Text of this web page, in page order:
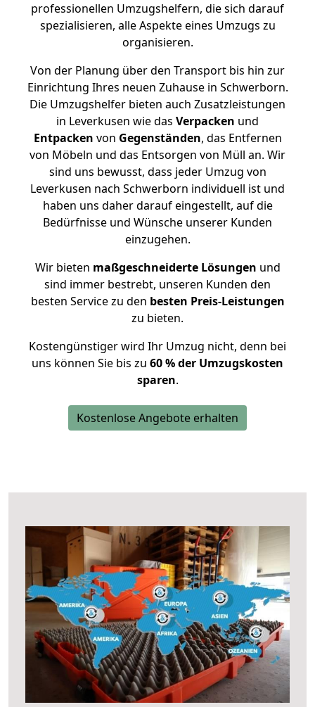
professionellen Umzugshelfern, die sich darauf
spezialisieren, alle Aspekte eines Umzugs zu
organisieren.
Von der Planung über den Transport bis hin zur
Einrichtung Ihres neuen Zuhause in Schwerborn.
Die Umzugshelfer bieten auch Zusatzleistungen
in Leverkusen wie das Verpacken und
Entpacken von Gegenständen, das Entfernen
von Möbeln und das Entsorgen von Müll an. Wir
sind uns bewusst, dass jeder Umzug von
Leverkusen nach Schwerborn individuell ist und
haben uns daher darauf eingestellt, auf die
Bedürfnisse und Wünsche unserer Kunden
einzugehen.
Wir bieten maßgeschneiderte Lösungen und
sind immer bestrebt, unseren Kunden den
besten Service zu den besten Preis-Leistungen
zu bieten.
Kostengünstiger wird Ihr Umzug nicht, denn bei
uns können Sie bis zu 60 % der Umzugskosten
sparen.
Kostenlose Angebote erhalten